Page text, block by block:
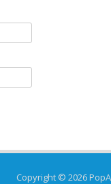
Copyright © 2026